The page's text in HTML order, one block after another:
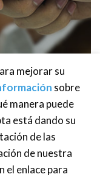
·Estados Unidos
mejorar su
sobre
manera puede
está dando su
de las
de nuestra
el enlace para